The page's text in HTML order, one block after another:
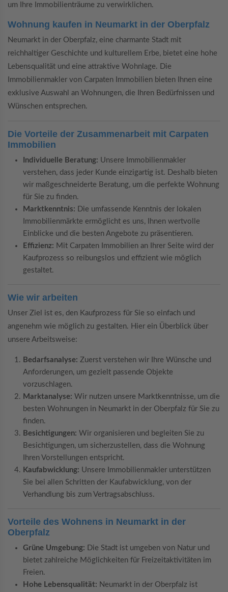
um Ihre Immobilienträume zu verwirklichen.
Wohnung kaufen in Neumarkt in der Oberpfalz
Neumarkt in der Oberpfalz, eine charmante Stadt mit
reichhaltiger Geschichte und kulturellem Erbe, bietet eine hohe
Lebensqualität und eine attraktive Wohnlage. Die
Immobilienmakler von Carpaten Immobilien bieten Ihnen eine
exklusive Auswahl an Wohnungen, die Ihren Bedürfnissen und
Wünschen entsprechen.
Die Vorteile der Zusammenarbeit mit Carpaten
Immobilien
Individuelle Beratung: Unsere Immobilienmakler
verstehen, dass jeder Kunde einzigartig ist. Deshalb bieten
wir maßgeschneiderte Beratung, um die perfekte Wohnung
für Sie zu finden.
Marktkenntnis: Die umfassende Kenntnis der lokalen
Immobilienmärkte ermöglicht es uns, Ihnen wertvolle
Einblicke und die besten Angebote zu präsentieren.
Effizienz: Mit Carpaten Immobilien an Ihrer Seite wird der
Kaufprozess so reibungslos und effizient wie möglich
gestaltet.
Wie wir arbeiten
Unser Ziel ist es, den Kaufprozess für Sie so einfach und
angenehm wie möglich zu gestalten. Hier ein Überblick über
unsere Arbeitsweise:
Bedarfsanalyse: Zuerst verstehen wir Ihre Wünsche und
Anforderungen, um gezielt passende Objekte
vorzuschlagen.
Marktanalyse: Wir nutzen unsere Marktkenntnisse, um die
besten Wohnungen in Neumarkt in der Oberpfalz für Sie zu
finden.
Besichtigungen: Wir organisieren und begleiten Sie zu
Besichtigungen, um sicherzustellen, dass die Wohnung
Ihren Vorstellungen entspricht.
Kaufabwicklung: Unsere Immobilienmakler unterstützen
Sie bei allen Schritten der Kaufabwicklung, von der
Verhandlung bis zum Vertragsabschluss.
Vorteile des Wohnens in Neumarkt in der
Oberpfalz
Grüne Umgebung: Die Stadt ist umgeben von Natur und
bietet zahlreiche Möglichkeiten für Freizeitaktivitäten im
Freien.
Hohe Lebensqualität: Neumarkt in der Oberpfalz ist